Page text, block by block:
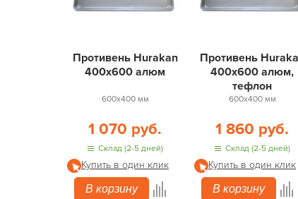
Противень Hurakan
400х600 алюм
600х400 мм
1 070 руб.
Склад (2-5 дней)
Купить в один клик
В корзину
Противень
400х600 алюм,
тефлон
600х400 мм
1 860 руб.
Склад (2-5 дней)
Купить в один клик
В корзину